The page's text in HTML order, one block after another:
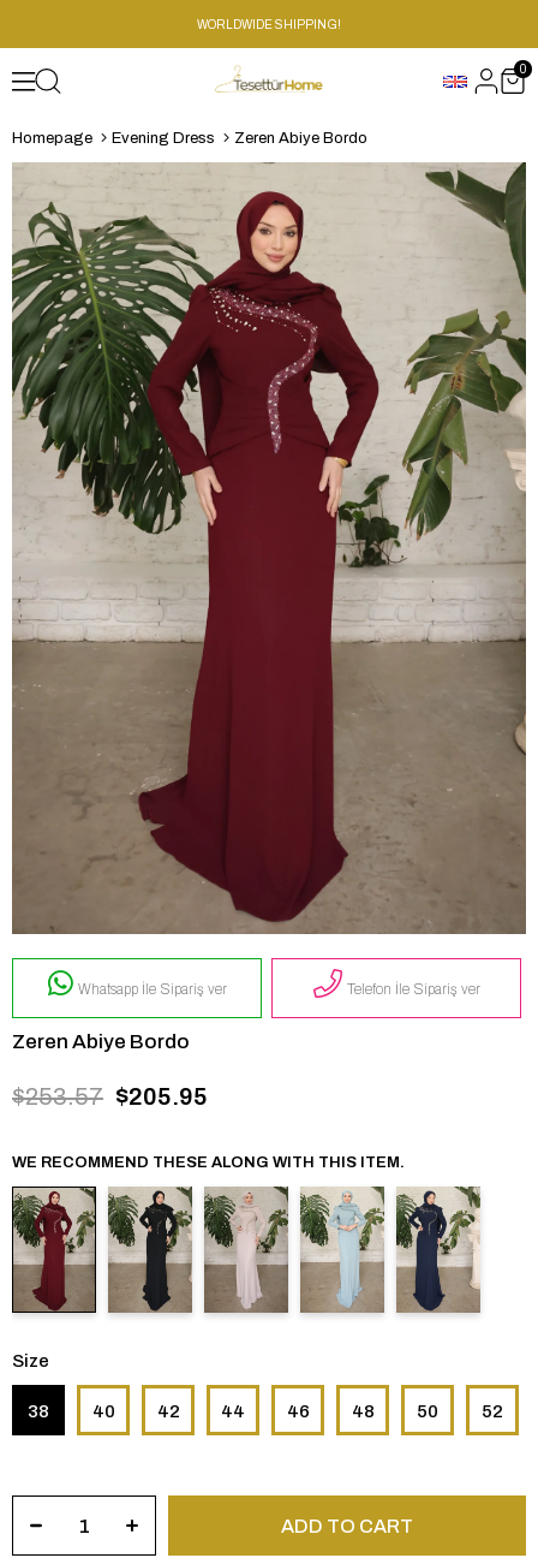
WORLDWIDE SHIPPING!
0
Homepage Evening Dress Zeren Abiye Bordo
Whatsapp İle Sipariş ver Telefon İle Sipariş ver
Zeren Abiye Bordo
$253.57 $205.95
WE RECOMMEND THESE ALONG WITH THIS ITEM.
Size
38 40 42 44 46 48 50 52